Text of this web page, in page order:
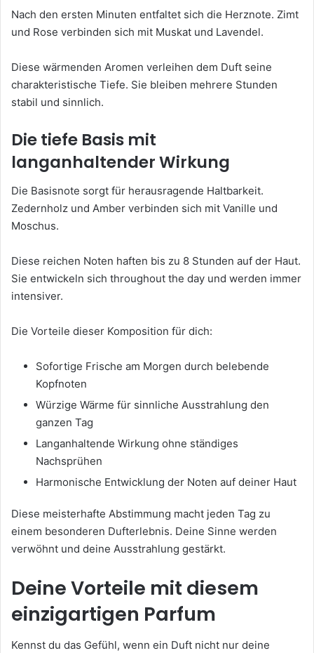
Nach den ersten Minuten entfaltet sich die Herznote. Zimt
und Rose verbinden sich mit Muskat und Lavendel.
Diese wärmenden Aromen verleihen dem Duft seine
charakteristische Tiefe. Sie bleiben mehrere Stunden
stabil und sinnlich.
Die tiefe Basis mit
langanhaltender Wirkung
Die Basisnote sorgt für herausragende Haltbarkeit.
Zedernholz und Amber verbinden sich mit Vanille und
Moschus.
Diese reichen Noten haften bis zu 8 Stunden auf der Haut.
Sie entwickeln sich throughout the day und werden immer
intensiver.
Die Vorteile dieser Komposition für dich:
Sofortige Frische am Morgen durch belebende
Kopfnoten
Würzige Wärme für sinnliche Ausstrahlung den
ganzen Tag
Langanhaltende Wirkung ohne ständiges
Nachsprühen
Harmonische Entwicklung der Noten auf deiner Haut
Diese meisterhafte Abstimmung macht jeden Tag zu
einem besonderen Dufterlebnis. Deine Sinne werden
verwöhnt und deine Ausstrahlung gestärkt.
Deine Vorteile mit diesem
einzigartigen Parfum
Kennst du das Gefühl, wenn ein Duft nicht nur deine